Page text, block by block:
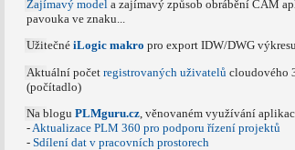
Zajímavý modela zajímavý způsob obrábění CAM
pavouka ve znaku...
Užitečné iLogic makro pro export IDW/DWG
Aktuální počet registrovaných uživatelů cloudového
(počítadlo)
Na blogu PLMguru.cz, věnovaném využívání
-Aktualizace PLM 360 pro podporu řízení projektů
- Sdílení dat v pracovních prostorech